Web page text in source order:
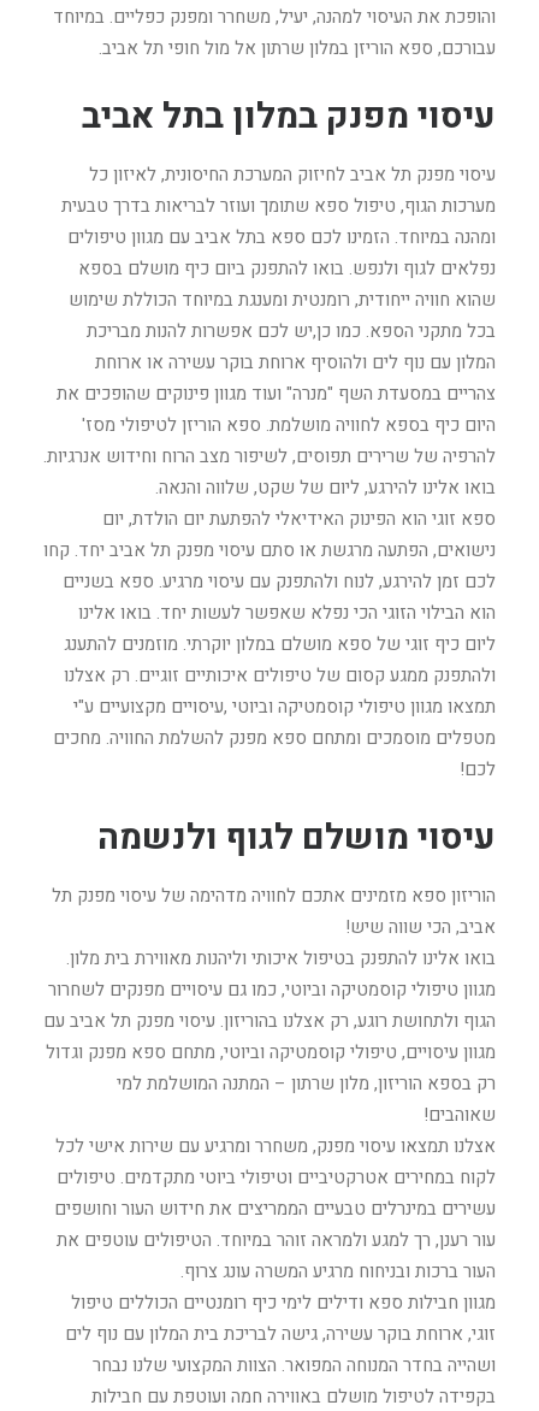
והופכת את העיסוי למהנה, יעיל, משחרר ומפנק כפליים. במיוחד
עבורכם, ספא הוריזן במלון שרתון אל מול חופי תל אביב.
עיסוי מפנק במלון בתל אביב
עיסוי מפנק תל אביב לחיזוק המערכת החיסונית, לאיזון כל
מערכות הגוף, טיפול ספא שתומך ועוזר לבריאות בדרך טבעית
ומהנה במיוחד. הזמינו לכם ספא בתל אביב עם מגוון טיפולים
נפלאים לגוף ולנפש. בואו להתפנק ביום כיף מושלם בספא
שהוא חוויה ייחודית, רומנטית ומענגת במיוחד הכוללת שימוש
בכל מתקני הספא. כמו כן,יש לכם אפשרות להנות מבריכת
המלון עם נוף לים ולהוסיף ארוחת בוקר עשירה או ארוחת
צהריים במסעדת השף "מנרה" ועוד מגוון פינוקים שהופכים את
היום כיף בספא לחוויה מושלמת. ספא הוריזן לטיפולי מסז'
להרפיה של שרירים תפוסים, לשיפור מצב הרוח וחידוש אנרגיות.
בואו אלינו להירגע, ליום של שקט, שלווה והנאה.
ספא זוגי הוא הפינוק האידיאלי להפתעת יום הולדת, יום
נישואים, הפתעה מרגשת או סתם עיסוי מפנק תל אביב יחד. קחו
לכם זמן להירגע, לנוח ולהתפנק עם עיסוי מרגיע. ספא בשניים
הוא הבילוי הזוגי הכי נפלא שאפשר לעשות יחד. בואו אלינו
ליום כיף זוגי של ספא מושלם במלון יוקרתי. מוזמנים להתענג
ולהתפנק ממגע קסום של טיפולים איכותיים זוגיים. רק אצלנו
תמצאו מגוון טיפולי קוסמטיקה וביוטי ,עיסויים מקצועיים ע"י
מטפלים מוסמכים ומתחם ספא מפנק להשלמת החוויה. מחכים
לכם!
עיסוי מושלם לגוף ולנשמה
הוריזון ספא מזמינים אתכם לחוויה מדהימה של עיסוי מפנק תל
אביב, הכי שווה שיש!
בואו אלינו להתפנק בטיפול איכותי וליהנות מאווירת בית מלון.
מגוון טיפולי קוסמטיקה וביוטי, כמו גם עיסויים מפנקים לשחרור
הגוף ולתחושת רוגע, רק אצלנו בהוריזון. עיסוי מפנק תל אביב עם
מגוון עיסויים, טיפולי קוסמטיקה וביוטי, מתחם ספא מפנק וגדול
רק בספא הוריזון, מלון שרתון – המתנה המושלמת למי
שאוהבים!
אצלנו תמצאו עיסוי מפנק, משחרר ומרגיע עם שירות אישי לכל
לקוח במחירים אטרקטיביים וטיפולי ביוטי מתקדמים. טיפולים
עשירים במינרלים טבעיים הממריצים את חידוש העור וחושפים
עור רענן, רך למגע ולמראה זוהר במיוחד. הטיפולים עוטפים את
העור ברכות ובניחוח מרגיע המשרה עונג צרוף.
מגוון חבילות ספא ודילים לימי כיף רומנטיים הכוללים טיפול
זוגי, ארוחת בוקר עשירה, גישה לבריכת בית המלון עם נוף לים
ושהייה בחדר המנוחה המפואר. הצוות המקצועי שלנו נבחר
בקפידה לטיפול מושלם באווירה חמה ועוטפת עם חבילות